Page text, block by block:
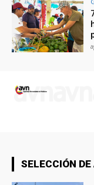
SELECCIÓN DE